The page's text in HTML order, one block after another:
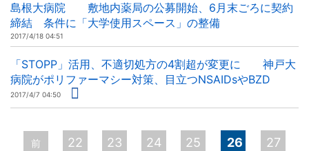
島根大病院 敷地内薬局の公募開始、6月末ごろに契約
締結 条件に「大学使用スペース」の整備
2017/4/18 04:51
「STOPP」活用、不適切処方の4割超が変更に 神戸大
病院がポリファーマシー対策、目立つNSAIDsやBZD
2017/4/7 04:50
ペ 前 22 23 24 25 26 27